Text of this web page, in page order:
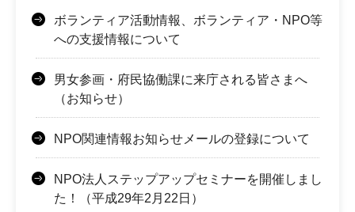
ボランティア活動情報、ボランティア・NPO等
への支援情報について
男女参画・府民協働課に来庁される皆さまへ
（お知らせ）
NPO関連情報お知らせメールの登録について
NPO法人ステップアップセミナーを開催しまし
た！（平成29年2月22日）